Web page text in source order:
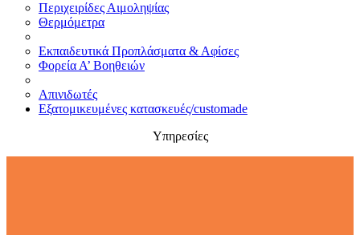
Περιχειρίδες Αιμοληψίας
Θερμόμετρα
Εκπαιδευτικά Προπλάσματα & Αφίσες
Φορεία Α’ Βοηθειών
Απινιδωτές
Εξατομικευμένες κατασκευές/customade
Υπηρεσίες